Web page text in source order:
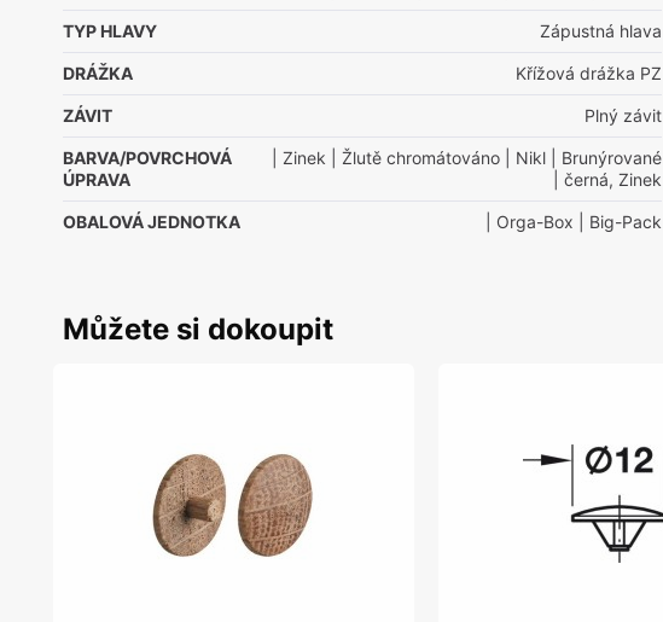
TYP HLAVY Zápustná hlava
DRÁŽKA Křížová drážka PZ
ZÁVIT Plný závit
BARVA/POVRCHOVÁ
ÚPRAVA
| Zinek | Žlutě chromátováno | Nikl | Brunýrované
| černá, Zinek
OBALOVÁ JEDNOTKA | Orga-Box | Big-Pack
Můžete si dokoupit